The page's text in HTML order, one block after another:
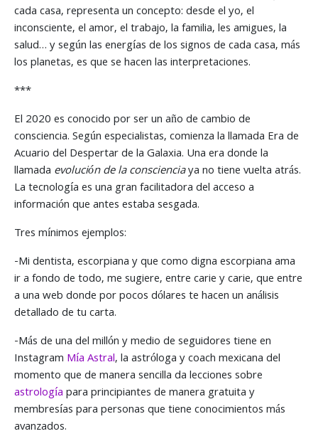
cada casa, representa un concepto: desde el yo, el
inconsciente, el amor, el trabajo, la familia, les amigues, la
salud… y según las energías de los signos de cada casa, más
los planetas, es que se hacen las interpretaciones.
***
El 2020 es conocido por ser un año de cambio de
consciencia. Según especialistas, comienza la llamada Era de
Acuario del Despertar de la Galaxia. Una era donde la
llamada evolución de la conscienciaya no tiene vuelta atrás.
La tecnología es una gran facilitadora del acceso a
información que antes estaba sesgada.
Tres mínimos ejemplos:
-Mi dentista, escorpiana y que como digna escorpiana ama
ir a fondo de todo, me sugiere, entre carie y carie, que entre
a una web donde por pocos dólares te hacen un análisis
detallado de tu carta.
-Más de una del millón y medio de seguidores tiene en
Instagram Mía Astral, la astróloga y coach mexicana del
momento que de manera sencilla da lecciones sobre
astrologíapara principiantes de manera gratuita y
membresías para personas que tiene conocimientos más
avanzados.